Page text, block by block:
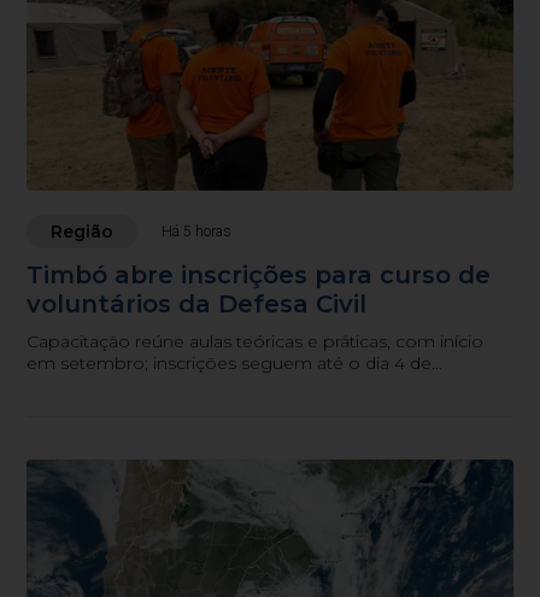
Região Há 5 horas
Timbó abre inscrições para curso de
voluntários da Defesa Civil
Capacitação reúne aulas teóricas e práticas, com início
em setembro; inscrições seguem até o dia 4 de